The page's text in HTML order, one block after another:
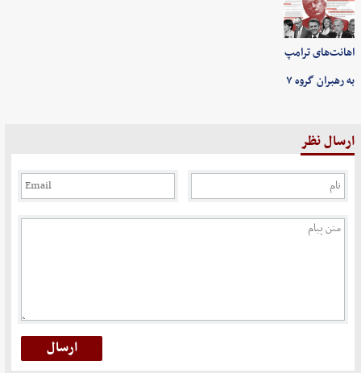
اهانت‌های ترامپ
به رهبران گروه ۷
ارسال نظر